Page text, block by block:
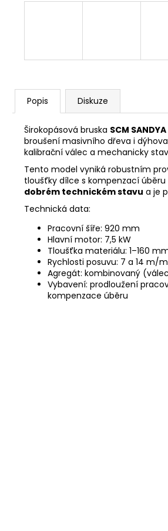
Popis Diskuze
Širokopásová bruska SCM
broušení masivního dřeva i
kalibrační válec a mechanicky
Tento model vyniká robustním
tloušťky dílce s kompenzací
dobrém technickém stavu a je
Technická data:
Pracovní šíře: 920 mm
Hlavní motor: 7,5 kW
Tloušťka materiálu: 1–160
Rychlosti posuvu: 7 a 14 m/
Agregát: kombinovaný
Vybavení: prodloužení
kompenzace úběru